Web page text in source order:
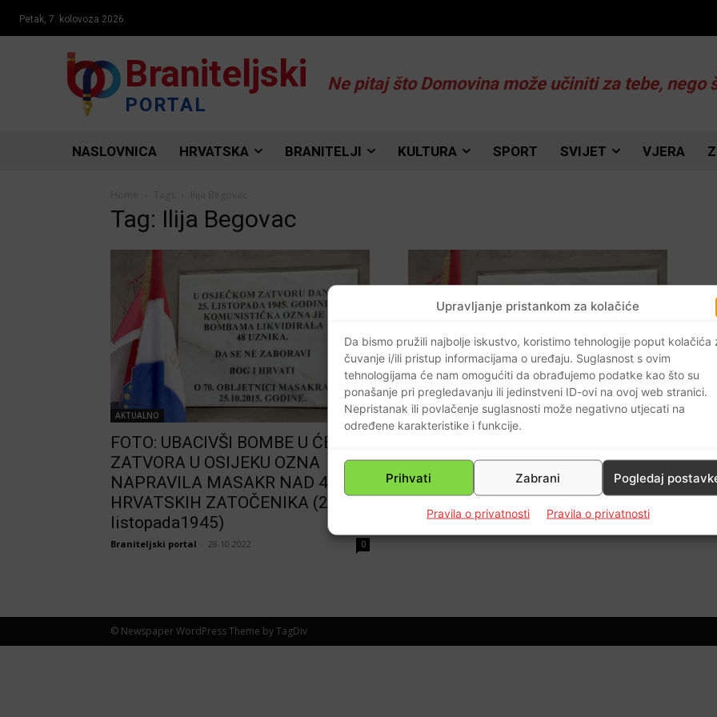
Upravljanje pristankom za kolačiće
Da bismo pružili najbolje iskustvo, koristimo tehnologije poput kolačića
čuvanje i/ili pristup informacijama o uređaju. Suglasnost s ovim
tehnologijama će nam omogućiti da obrađujemo podatke kao što su
ponašanje pri pregledavanju ili jedinstveni ID-ovi na ovoj web stranici.
Nepristanak ili povlačenje suglasnosti može negativno utjecati na
određene karakteristike i funkcije.
Prihvati Zabrani Pogledaj
Pravila o privatnosti Pravila o privatnosti
Petak, 7. kolovoza 2026.
Braniteljski
PORTAL
Ne pitaj što Domovina može učiniti za tebe, nego
NASLOVNICA HRVATSKA BRANITELJI KULTURA SPORT SVIJET VJERA
Tag: Ilija Begovac
AKTUALNO
FOTO: UBACIVŠI BOMBE U ĆELIJE
ZATVORA U OSIJEKU OZNA
NAPRAVILA MASAKR NAD 48
HRVATSKIH ZATOČENIKA (25.
listopada1945)
Braniteljski portal 28.10.2022 0
AKTUALNO
ĆELIJE ZATVORA U OSIJEKU
OZNA NAPRAVILA MASAKR NAD
48 HRVATSKIH ZATOČENIKA
Braniteljski portal - 07.03.2022
© Newspaper WordPress Theme by TagDiv